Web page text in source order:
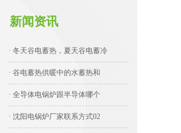
新闻资讯
· 冬天谷电蓄热，夏天谷电蓄冷
· 谷电蓄热供暖中的水蓄热和
· 全导体电锅炉跟半导体哪个
· 沈阳电锅炉厂家联系方式02